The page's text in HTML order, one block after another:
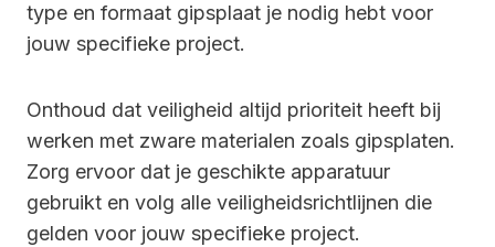
type en formaat gipsplaat je nodig hebt voor
jouw specifieke project.
Onthoud dat veiligheid altijd prioriteit heeft bij
werken met zware materialen zoals gipsplaten.
Zorg ervoor dat je geschikte apparatuur
gebruikt en volg alle veiligheidsrichtlijnen die
gelden voor jouw specifieke project.